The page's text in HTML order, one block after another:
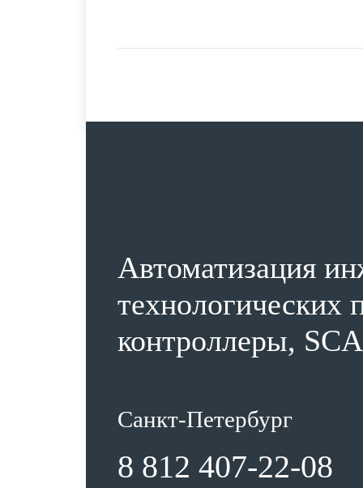
Автоматизация
технологических
контроллеры,
Санкт-Петербург
8 812 407-22-08